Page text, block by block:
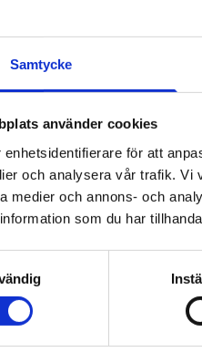
Samtycke
använder cookies
enhetsidentifierare för att
och analysera vår trafik. Vi
medier och annons- och
som du har
CV2221